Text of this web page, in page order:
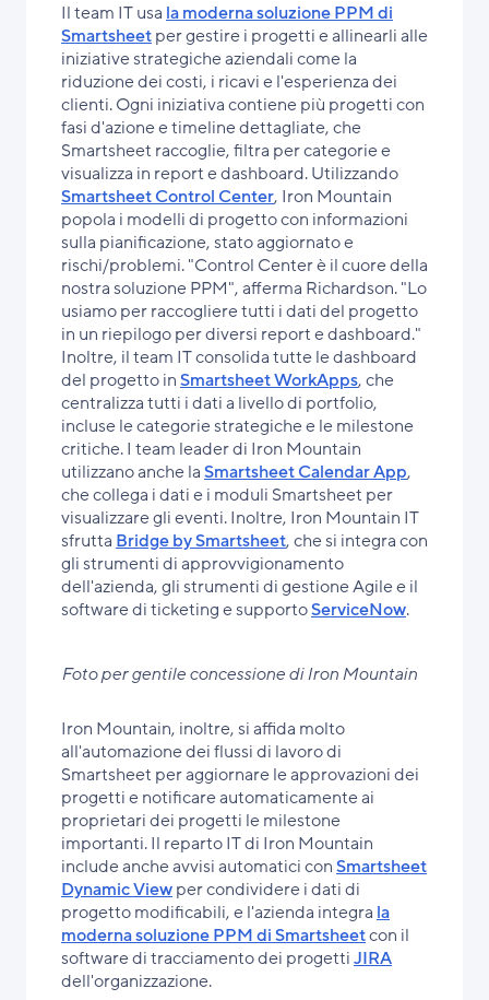
Il team IT usa la moderna soluzione PPM di
Smartsheetper gestire i progetti e allinearli alle
iniziative strategiche aziendali come la
riduzione dei costi, i ricavi e l'esperienza dei
clienti. Ogni iniziativa contiene più progetti con
fasi d'azione e timeline dettagliate, che
Smartsheet raccoglie, filtra per categorie e
visualizza in report e dashboard. Utilizzando
Smartsheet Control Center, Iron Mountain
popola i modelli di progetto con informazioni
sulla pianificazione, stato aggiornato e
rischi/problemi. "Control Center è il cuore della
nostra soluzione PPM", afferma Richardson. "Lo
usiamo per raccogliere tutti i dati del progetto
in un riepilogo per diversi report e dashboard."
Inoltre, il team IT consolida tutte le dashboard
del progetto inSmartsheet WorkApps, che
centralizza tutti i dati a livello di portfolio,
incluse le categorie strategiche e le milestone
critiche. I team leader di Iron Mountain
utilizzano anche laSmartsheet Calendar App,
che collega i dati e i moduli Smartsheet per
visualizzare gli eventi. Inoltre, Iron Mountain IT
sfrutta Bridge by Smartsheet, che si integra con
gli strumenti di approvvigionamento
dell'azienda, gli strumenti di gestione Agile e il
software di ticketing e supportoServiceNow.
Foto per gentile concessione di Iron Mountain
Iron Mountain, inoltre, si affida molto
all'automazione dei flussi di lavoro di
Smartsheet per aggiornare le approvazioni dei
progetti e notificare automaticamente ai
proprietari dei progetti le milestone
importanti. Il reparto IT di Iron Mountain
include anche avvisi automatici conSmartsheet
Dynamic Viewper condividere i dati di
progetto modificabili, e l'azienda integra la
moderna soluzione PPM di Smartsheetcon il
software di tracciamento dei progettiJIRA
dell'organizzazione.